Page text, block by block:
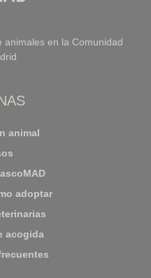
animales en la Comunidad
animal
adoptar
acogida